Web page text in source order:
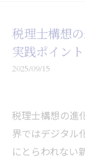
税理士構想
実践ポイント
2025/09/15
税理士構想の進
界ではデジタル
にとらわれない